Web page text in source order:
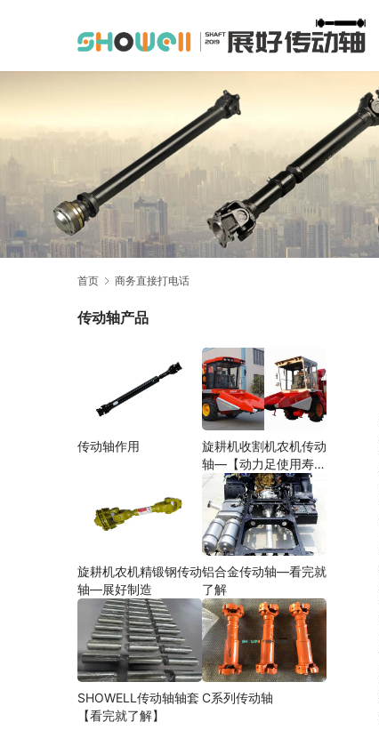
首页 商务直接打电话
传动轴产品
传动轴作用
旋耕机收割机农机传动
轴—【动力足使用寿命
久】
旋耕机农机精锻钢传动
轴—展好制造
铝合金传动轴—看完就
了解
SHOWELL传动轴轴套
【看完就了解】
C系列传动轴